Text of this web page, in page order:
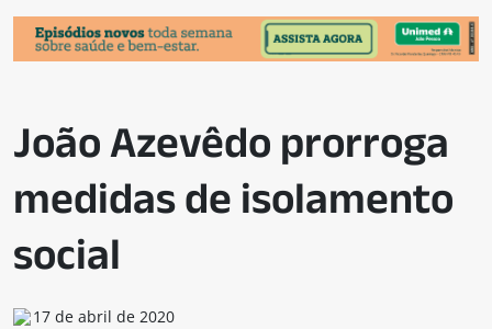
João Azevêdo prorroga
medidas de isolamento
social
17 de abril de 2020